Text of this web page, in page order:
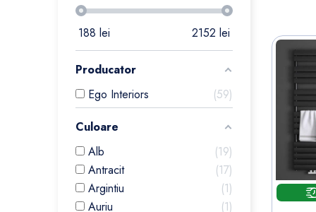
188 lei 2152 lei
Producator
Ego Interiors
59
Culoare
Alb
19
Antracit
17
Argintiu
1
Auriu
1